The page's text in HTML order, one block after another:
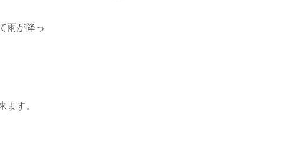
雨が降っ
ます。